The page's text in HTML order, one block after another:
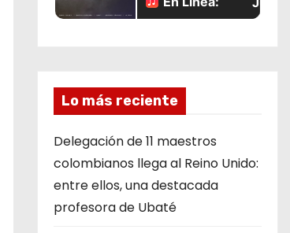
Lo más reciente
Delegación de 11 maestros
colombianos llega al Reino Unido:
entre ellos, una destacada
profesora de Ubaté